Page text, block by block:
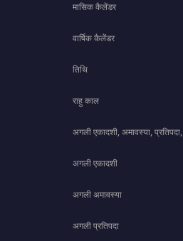
मासिक कैलेंडर
वार्षिक कैलेंडर
तिथि
राहु काल
अगली एकादशी, अमावस्या,
अगली एकादशी
अगली अमावस्या
अगली प्रतिपदा